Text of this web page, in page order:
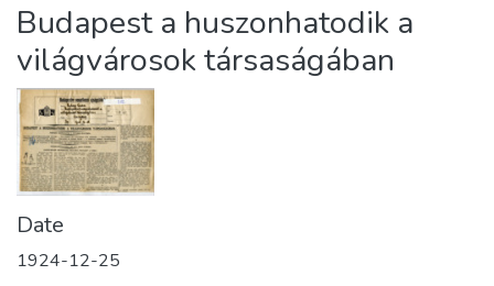
About us
Budapest a huszonhatodik a
világvárosok társaságában
Date
1924-12-25